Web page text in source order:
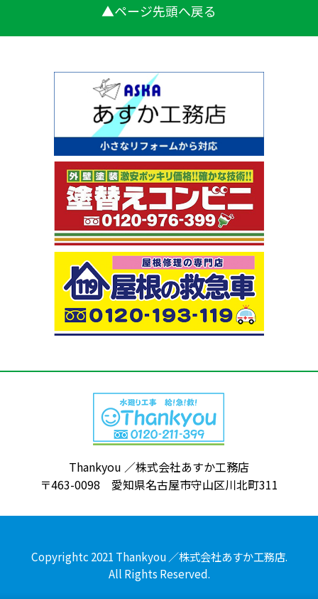
▲ページ先頭へ戻る
Thankyou ／株式会社あすか工務店
〒463-0098 愛知県名古屋市守山区川北町311
Copyrightc 2021 Thankyou ／株式会社あすか工務店.
All Rights Reserved.